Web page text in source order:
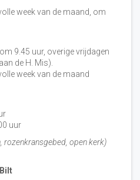
week van de maand, om
9.45 uur, overige vrijdagen
de H. Mis).
week van de maand
uur
rozenkransgebed, open kerk)